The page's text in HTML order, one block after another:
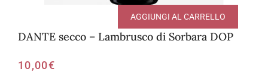
DANTE secco – Lambrusco di Sorbara DOP
10,00€
AGGIUNGI AL CARRELLO